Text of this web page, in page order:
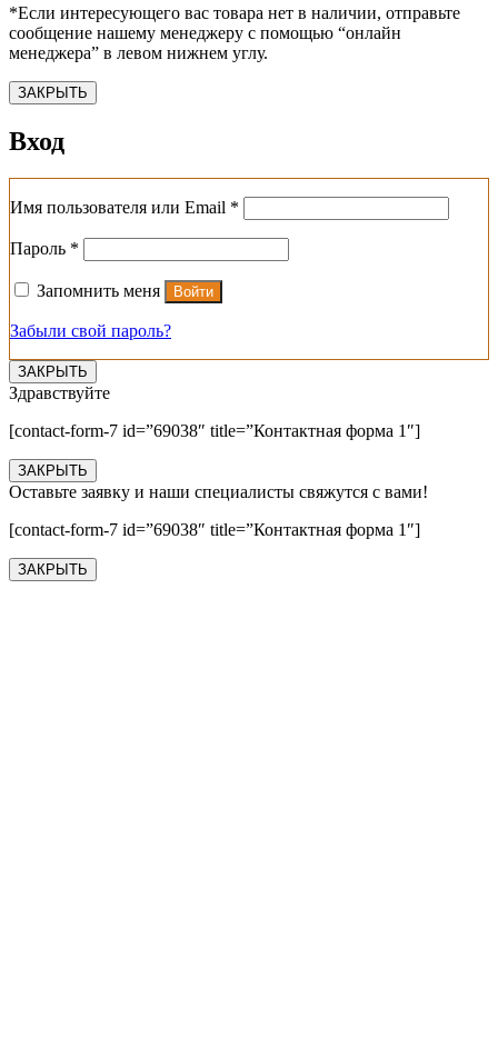
*Если интересующего вас товара нет в наличии, отправьте
сообщение нашему менеджеру с помощью “онлайн
менеджера” в левом нижнем углу.
ЗАКРЫТЬ
Вход
Имя пользователя или Email *
Пароль *
Запомнить меня Войти
Забыли свой пароль?
ЗАКРЫТЬ
Здравствуйте
[contact-form-7 id=”69038″ title=”Контактная форма 1″]
ЗАКРЫТЬ
Оставьте заявку и наши специалисты свяжутся с вами!
[contact-form-7 id=”69038″ title=”Контактная форма 1″]
ЗАКРЫТЬ